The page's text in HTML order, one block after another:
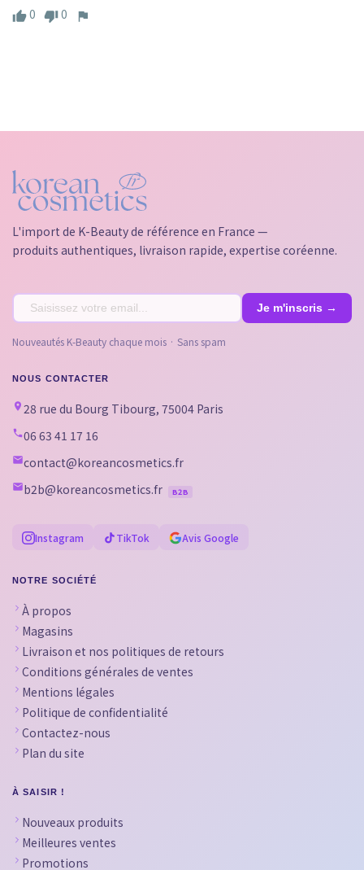
0
0
L'import de K-Beauty de référence en France —
produits authentiques, livraison rapide, expertise coréenne.
Nouveautés K-Beauty chaque mois · Sans spam
NOUS CONTACTER
28 rue du Bourg Tibourg, 75004 Paris
06 63 41 17 16
contact@koreancosmetics.fr
b2b@koreancosmetics.fr
B2B
Instagram TikTok Avis Google
NOTRE SOCIÉTÉ
À propos
Magasins
Livraison et nos politiques de retours
Conditions générales de ventes
Mentions légales
Politique de confidentialité
Contactez-nous
Plan du site
À SAISIR !
Nouveaux produits
Meilleures ventes
Promotions